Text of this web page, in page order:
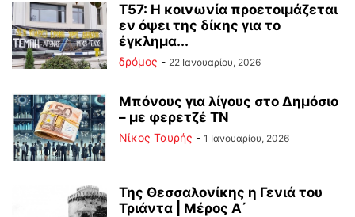
Τ57: Η κοινωνία προετοιμάζεται
εν όψει της δίκης για το
έγκλημα...
δρόμος - 22 Ιανουαρίου, 2026
Μπόνους για λίγους στο Δημόσιο
– με φερετζέ ΤΝ
Νίκος Ταυρής - 1 Ιανουαρίου, 2026
Της Θεσσαλονίκης η Γενιά του
Τριάντα | Μέρος Α΄